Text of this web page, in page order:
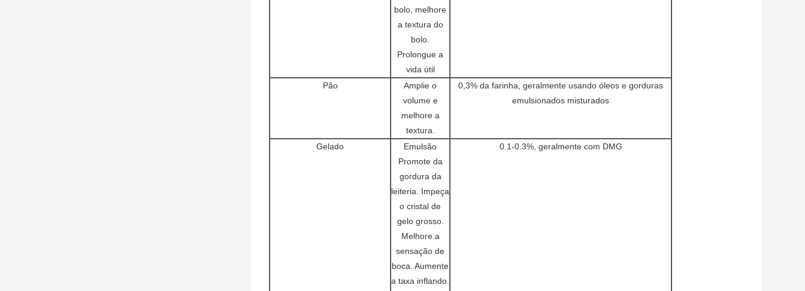
bolo, melhore
a textura do
bolo.
Prolongue a
vida útil
Pão
Amplie o
volume e
melhore a
textura.
0,3% da farinha, geralmente usando óleos e gorduras
emulsionados misturados
Gelado
Emulsão
Promote da
gordura da
leiteria. Impeça
o cristal de
gelo grosso.
Melhore a
sensação de
boca. Aumente
a taxa inflando.
0.1-0.3%, geralmente com DMG